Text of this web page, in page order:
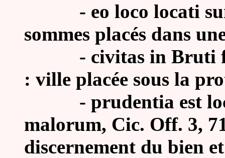
- eo loco locati
sommes placés dans
- civitas in Bruti
: ville placée sous la
- prudentia est
malorum, Cic. Off. 3,
discernement du bien